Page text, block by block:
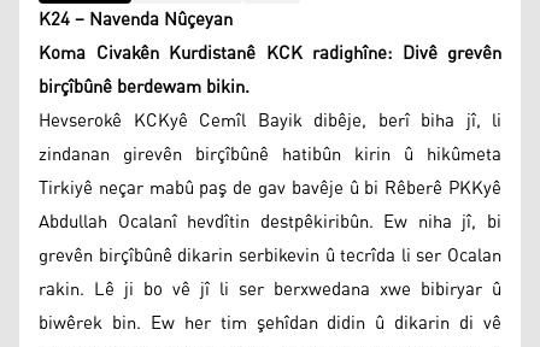
K24 – Navenda Nûçeyan
Koma Civakên Kurdistanê KCK radighîne: Divê grevên
birçîbûnê berdewam bikin.
Hevserokê KCKyê Cemîl Bayik dibêje, berî biha jî, li
zindanan girevên birçîbûnê hatibûn kirin û hikûmeta
Tirkiyê neçar mabû paş de gav bavêje û bi Rêberê PKKyê
Abdullah Ocalanî hevdîtin destpêkiribûn. Ew niha jî, bi
grevên birçîbûnê dikarin serbikevin û tecrîda li ser Ocalan
rakin. Lê ji bo vê jî li ser berxwedana xwe bibiryar û
biwêrek bin. Ew her tim şehîdan didin û dikarin di vê